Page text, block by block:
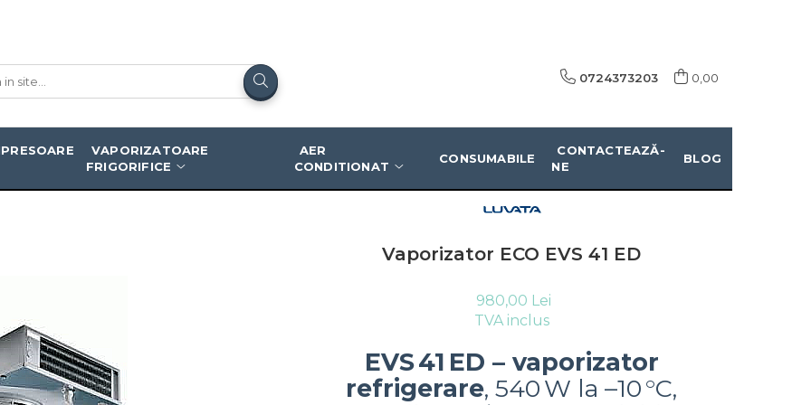
0724373203 0,00
VAPORIZATOARE
FRIGORIFICE
AER
CONDITIONAT
CONSUMABILE
CONTACTEAZĂ-
NE
BLOG
ED
Vaporizator ECO EVS 41 ED
980,00 Lei
TVA inclus
EVS 41 ED – vaporizator
refrigerare, 540 W la –10 °C,